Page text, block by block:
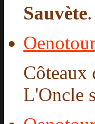
Sauvète
Côteaux
L'Oncle